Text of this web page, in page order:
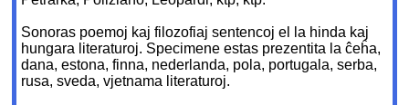
Sonoras poemoj kaj filozofiaj sentencoj el la hinda kaj
hungara literaturoj. Specimene estas prezentita la ĉeĥa,
dana, estona, finna, nederlanda, pola, portugala, serba,
rusa, sveda, vjetnama literaturoj.